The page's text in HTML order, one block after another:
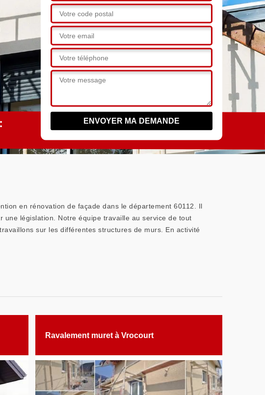
en rénovation de façade dans le département 60112. Il
une législation. Notre équipe travaille au service de tout
sur les différentes structures de murs. En activité
Ravalement muret à Vrocourt